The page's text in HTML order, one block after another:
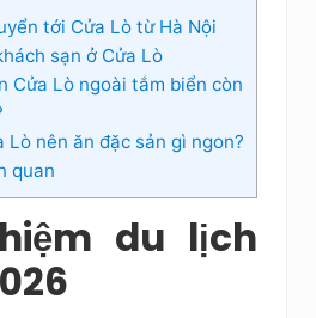
tới Cửa Lò từ Hà Nội
sạn ở Cửa Lò
Cửa Lò ngoài tắm biển còn
Lò nên ăn đặc sản gì ngon?
quan
du lịch